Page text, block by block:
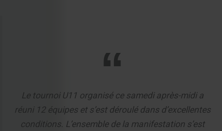
Le tournoi U11 organisé ce samedi après-midi a
réuni 12 équipes et s’est déroulé dans d’excellentes
conditions. L’ensemble de la manifestation s’est